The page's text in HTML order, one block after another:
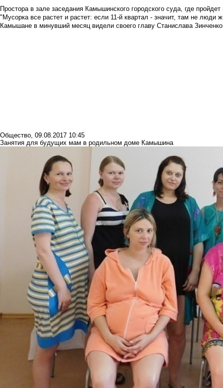
Простора в зале заседания Камышинского городского суда, где
"Мусорка все растет и растет: если 11-й квартал - значит, там не люди
Камышане в минувший месяц видели своего главу Станислава Зинченко
Общество, 09.08.2017 10:45
Занятия для будущих мам в родильном доме Камышина